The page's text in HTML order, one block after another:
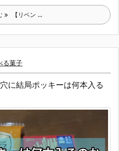
【リベン ...
る菓子
に結局ポッキーは何本入る